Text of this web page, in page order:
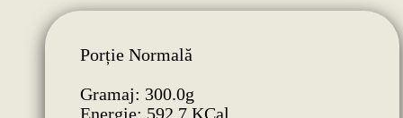
Porție Normală
Gramaj: 300.0g
Energie: 592.7 KCal